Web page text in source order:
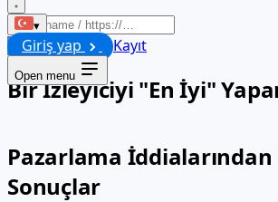
▾
Giriş yap Kayıt
Open menu
Başlat
Bir İzleyiciyi "En İyi"
Pazarlama İddialarından
Sonuçlar